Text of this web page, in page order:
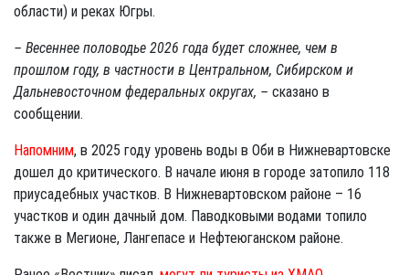
области) и реках Югры.
– Весеннее половодье 2026 года будет сложнее, чем в
прошлом году, в частности в Центральном, Сибирском и
Дальневосточном федеральных округах, – сказано в
сообщении.
Напомним, в 2025 году уровень воды в Оби в Нижневартовске
дошел до критического. В начале июня в городе затопило 118
приусадебных участков. В Нижневартовском районе – 16
участков и один дачный дом. Паводковыми водами топило
также в Мегионе, Лангепасе и Нефтеюганском районе.